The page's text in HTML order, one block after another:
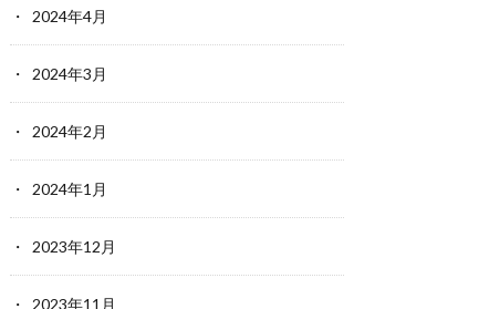
2024年4月
2024年3月
2024年2月
2024年1月
2023年12月
2023年11月